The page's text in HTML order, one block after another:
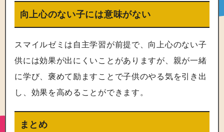
向上心のない子には意味がない
スマイルゼミは自主学習が前提で、向上心のない子
供には効果が出にくいことがありますが、親が一緒
に学び、褒めて励ますことで子供のやる気を引き出
し、効果を高めることができます。
まとめ